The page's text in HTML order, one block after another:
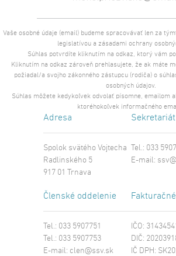
Vaše osobné údaje (email) budeme spracovávať len za
legislatívou a zásadami ochrany
Súhlas potvrdíte kliknutím na odkaz, ktorý vám
Kliknutím na odkaz zároveň prehlasujete, že ak máte
požiadal/a svojho zákonného zástupcu (rodiča) o
osobných údajov.
Súhlas môžete kedykoľvek odvolať písomne, emailom
ktoréhokoľvek informačného
Adresa
Spolok svätého Vojtecha
Radlinského 5
917 01 Trnava
Sekretariát
Tel.: 033
E-mail:
Členské oddelenie
Tel.: 033 5907751
Tel.: 033 5907753
E-mail: clen@ssv.sk
IČO:
DIČ:
IČ DPH: